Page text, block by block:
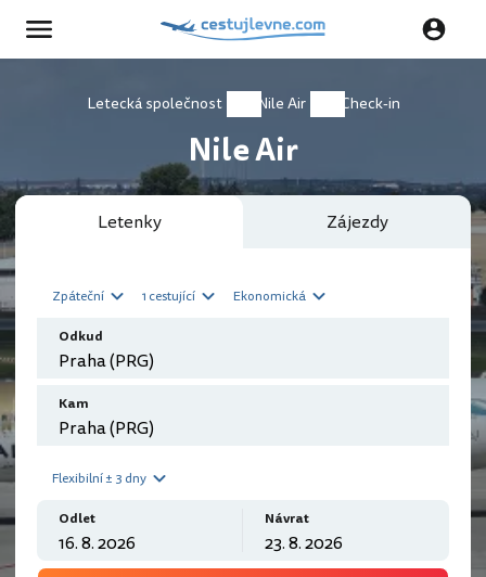
Letecká společnost Nile Air Check-in
Nile Air
Letenky Zájezdy
Zpáteční 1 cestující Ekonomická
Odkud
Kam
Flexibilní ± 3 dny
Odlet Návrat